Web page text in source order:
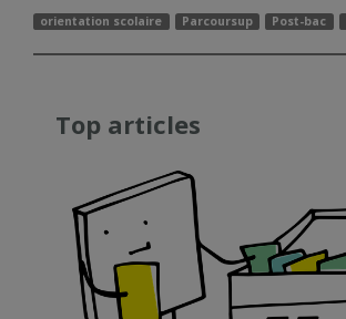
orientation scolaire Parcoursup Post-bac
Top articles